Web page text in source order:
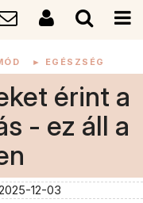
► EGÉSZSÉG
érint a
- ez áll a
12-03